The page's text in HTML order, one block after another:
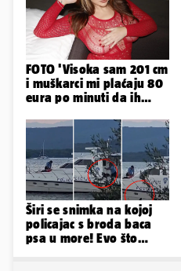
FOTO 'Visoka sam 201 cm
i muškarci mi plaćaju 80
eura po minuti da ih
Širi se snimka na kojoj
policajac s broda baca
psa u more! Evo što